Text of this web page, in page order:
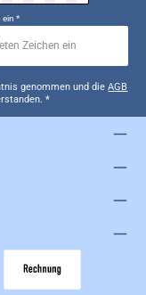
ein *
genommen und dieAGB
*